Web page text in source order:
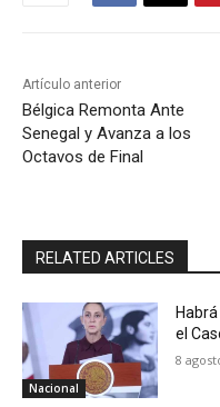
Artículo anterior
Bélgica Remonta Ante
Senegal y Avanza a los
Octavos de Final
RELATED ARTICLES
Nacional
el
8